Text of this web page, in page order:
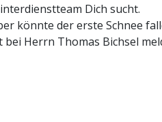
Dich sucht.
könnte der erste Schnee
Herrn Thomas Bichsel